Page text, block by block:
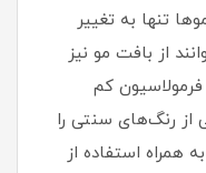
تنها به تغییر
از بافت مو نیز
کم‌
رنگ‌های سنتی را
همراه استفاده از